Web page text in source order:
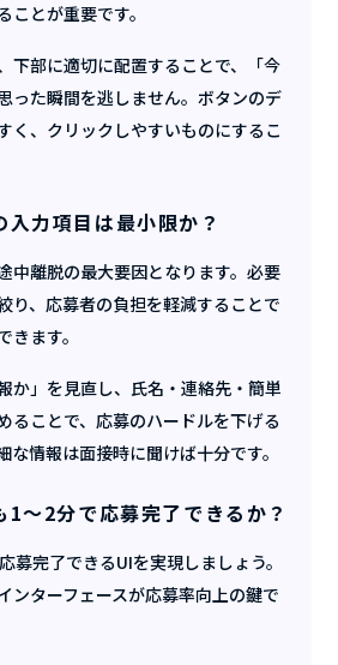
とが重要です。
下部に適切に配置することで、「今
った瞬間を逃しません。ボタンのデ
く、クリックしやすいものにするこ
力項目は最小限か？
中離脱の最大要因となります。必要
り、応募者の負担を軽減することで
ます。
か」を見直し、氏名・連絡先・簡単
ることで、応募のハードルを下げる
な情報は面接時に聞けば十分です。
1〜2分で応募完了できるか？
募完了できるUIを実現しましょう。
ンターフェースが応募率向上の鍵で